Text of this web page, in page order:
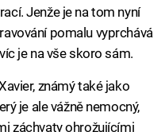
Jenže je na tom nyní
pomalu vyprchává
je na vše skoro sám.
známý také jako
je ale vážně nemocný,
záchvaty ohrožujícími